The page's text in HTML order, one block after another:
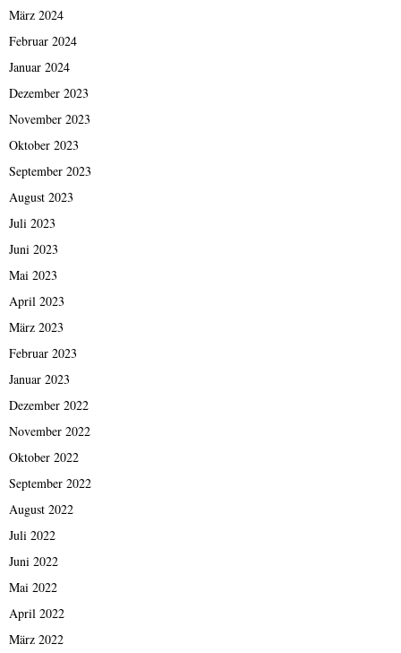
März 2024
Februar 2024
Januar 2024
Dezember 2023
November 2023
Oktober 2023
September 2023
August 2023
Juli 2023
Juni 2023
Mai 2023
April 2023
März 2023
Februar 2023
Januar 2023
Dezember 2022
November 2022
Oktober 2022
September 2022
August 2022
Juli 2022
Juni 2022
Mai 2022
April 2022
März 2022